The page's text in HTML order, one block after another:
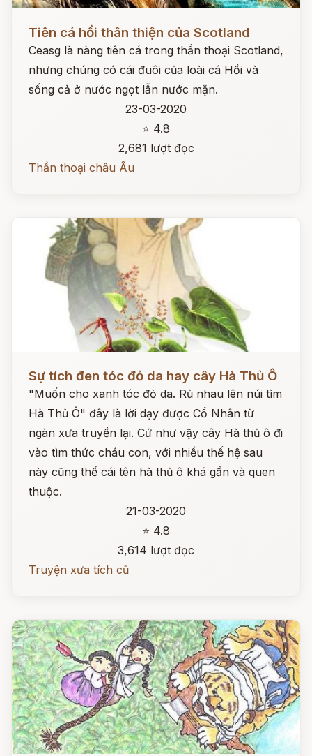
Tiên cá hồi thân thiện của Scotland
Ceasg là nàng tiên cá trong thần thoại Scotland,
nhưng chúng có cái đuôi của loài cá Hồi và
sống cả ở nước ngọt lẫn nước mặn.
23-03-2020
⭐ 4.8
2,681 lượt đọc
Thần thoại châu Âu
Sự tích đen tóc đỏ da hay cây Hà Thủ Ô
"Muốn cho xanh tóc đỏ da. Rủ nhau lên núi tìm
Hà Thủ Ô" đây là lời dạy được Cổ Nhân từ
ngàn xưa truyền lại. Cứ như vậy cây Hà thủ ô đi
vào tìm thức cháu con, với nhiều thế hệ sau
này cũng thế cái tên hà thủ ô khá gần và quen
thuộc.
21-03-2020
⭐ 4.8
3,614 lượt đọc
Truyện xưa tích cũ